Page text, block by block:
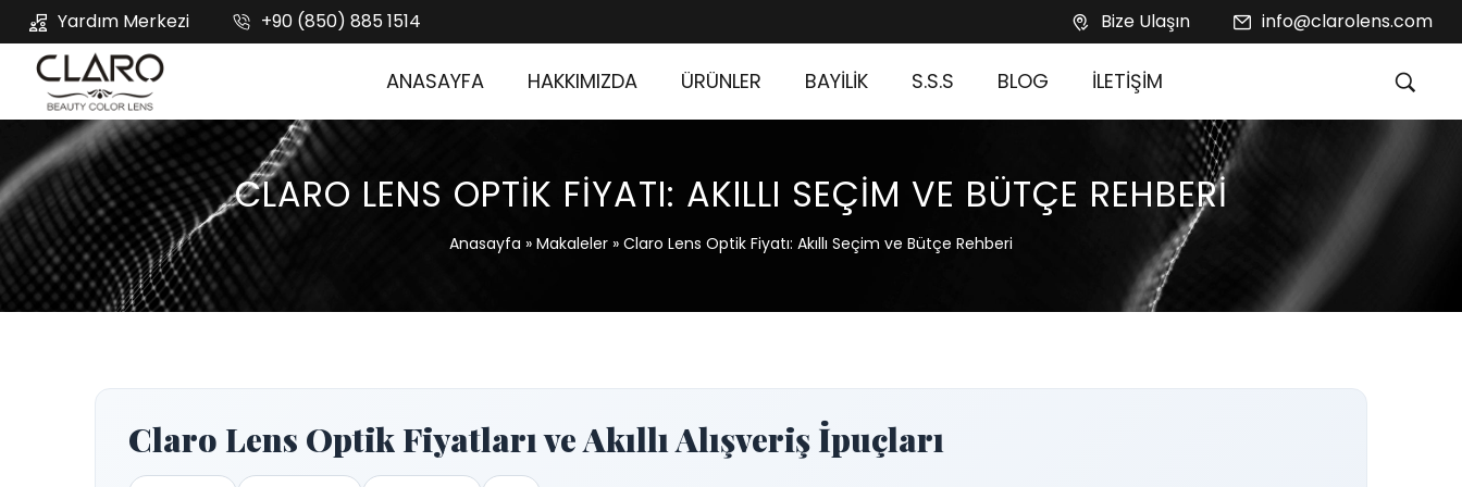
Yardım Merkezi +90 (850) 885 1514 Bize Ulaşın info@clarolens.com
ANASAYFA HAKKIMIZDA ÜRÜNLER BAYİLİK S.S.S BLOG İLETİŞİM
CLARO LENS OPTIK FIYATI: AKILLI SEÇIM VE BÜTÇE REHBERI
Anasayfa » Makaleler » Claro Lens Optik Fiyatı: Akıllı Seçim ve Bütçe Rehberi
Claro Lens Optik Fiyatları ve Akıllı Alışveriş İpuçları